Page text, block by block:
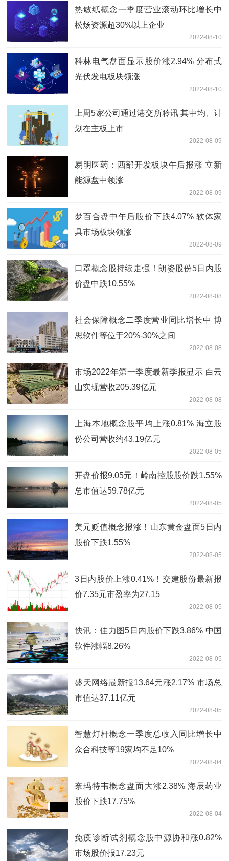
热敏纸概念一季度营业滚动环比增长中
松炀资源超30%以上企业
2022-08-10
科林电气盘面显示股价涨2.94% 分布式
光伏发电板块领涨
2022-08-10
上周5家公司通过港交所聆讯 其中均、计
划在主板上市
2022-08-09
易明医药：西部开发板块午后报涨 立新
能源盘中领涨
2022-08-09
梦百合盘中午后股价下跌4.07% 软体家
具市场板块领涨
2022-08-09
口罩概念股持续走强！朗姿股份5日内股
价盘中跌10.55%
2022-08-08
社会保障概念二季度营业同比增长中 博
思软件等位于20%-30%之间
2022-08-08
市场2022年第一季度最新季报显示 白云
山实现营收205.39亿元
2022-08-08
上海本地概念股平均上涨0.81% 海立股
份公司营收约43.19亿元
2022-08-05
开盘价报9.05元！岭南控股股价跌1.55%
总市值达59.78亿元
2022-08-05
美元贬值概念报涨！山东黄金盘面5日内
股价下跌1.55%
2022-08-05
3日内股价上涨0.41%！交建股份最新报
价7.35元市盈率为27.15
2022-08-05
快讯：佳力图5日内股价下跌3.86% 中国
软件涨幅8.26%
2022-08-05
盛天网络最新报13.64元涨2.17% 市场总
市值达37.11亿元
2022-08-05
智慧灯杆概念一季度总收入同比增长中
众合科技等19家均不足10%
2022-08-04
奈玛特韦概念盘面大涨2.38% 海辰药业
股价下跌17.75%
2022-08-04
免疫诊断试剂概念股中源协和涨0.82%
市场股价报17.23元